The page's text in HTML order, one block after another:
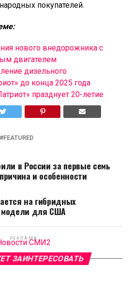
покупателей.
нового внедорожника с
двигателем
дизельного
до конца 2025 года
празднует 20-летие
FEATURED
в России за первые семь
и особенности
на гибридных
модели для США
РЕКЛАМАСМИ2
ЗАИНТЕРЕСОВАТЬ